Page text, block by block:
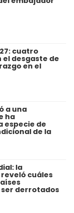
cuatro
desgaste de
en el
a una
ha
especie de
de la
la
cuáles
derrotados